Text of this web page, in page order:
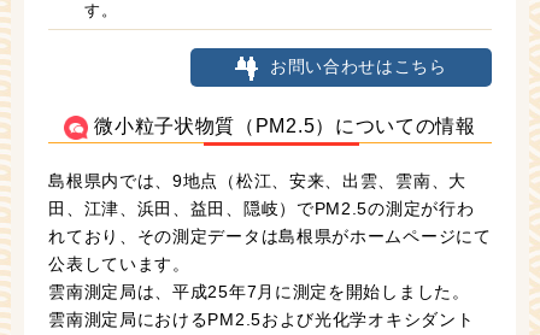
す。
お問い合わせはこちら
微小粒子状物質（PM2.5）についての情報
島根県内では、9地点（松江、安来、出雲、雲南、大
田、江津、浜田、益田、隠岐）でPM2.5の測定が行わ
れており、その測定データは島根県がホームページにて
公表しています。
雲南測定局は、平成25年7月に測定を開始しました。
雲南測定局におけるPM2.5および光化学オキシダント